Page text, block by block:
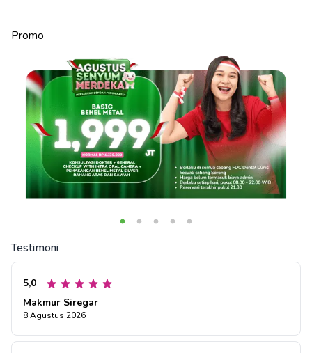
Promo
Testimoni
5,0
Makmur Siregar
8 Agustus 2026